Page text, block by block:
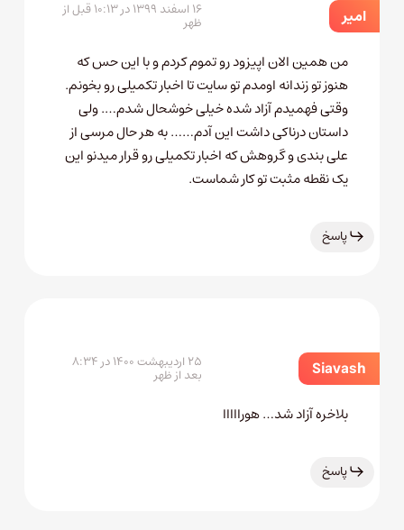
امیر ۱۶ اسفند ۱۳۹۹ در ۱۰:۱۳ قبل از
ظهر
من همین الان اپیزود رو تموم کردم و با این حس که
هنوز تو زندانه اومدم تو سایت تا اخبار تکمیلی رو بخونم.
وقتی فهمیدم آزاد شده خیلی خوشحال شدم…. ولی
داستان درناکی داشت این آدم…… به هر حال مرسی از
علی بندی و گروهش که اخبار تکمیلی رو قرار میدنو این
یک نقطه مثبت تو کار شماست.
پاسخ
Siavash ۲۵ اردیبهشت ۱۴۰۰ در ۸:۳۴
بعد از ظهر
بلاخره آزاد شد… هورااااا
پاسخ